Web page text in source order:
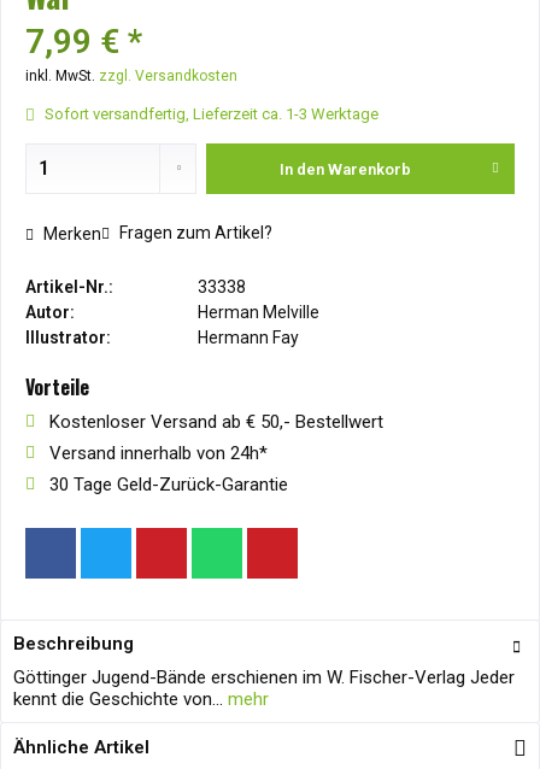
7,99 € *
inkl. MwSt. zzgl. Versandkosten
Sofort versandfertig, Lieferzeit ca. 1-3 Werktage
In den Warenkorb
Merken Fragen zum Artikel?
Artikel-Nr.:
33338
Autor:
Herman Melville
Illustrator:
Hermann Fay
Vorteile
Kostenloser Versand ab € 50,- Bestellwert
Versand innerhalb von 24h*
30 Tage Geld-Zurück-Garantie
Beschreibung
Göttinger Jugend-Bände erschienen im W. Fischer-Verlag Jeder
kennt die Geschichte von... mehr
Ähnliche Artikel